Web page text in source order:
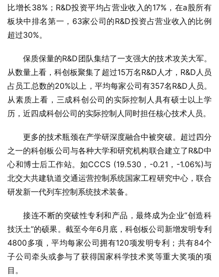
比增长38%；R&D投资平均占营业收入的17%，在a股所有
板块中排名第一，63家公司的R&D投资占营业收入的比例
超过30%。
保质保量的R&D团队集结了一支强大的技术攻关大军。
从数量上看，科创板聚集了超过15万名R&D人才，R&D人员
占员工总数的20%以上，平均每家公司有357名R&D人员。
从素质上看，三成科创公司的实际控制人具有硕士以上学
历，近四成科创公司的实际控制人同时担任核心技术人员。
更多的技术瓶颈在产学研深度融合中被突破。超过四分
之一的科创板公司与各种大学和研究机构联合建立了R&D中
心和博士后工作站。如CCCS (19.530，-0.21，-1.06%)与
北交大共建轨道交通运营控制系统国家工程研究中心，联合
研发新一代列车控制系统技术装备。
接连不断的突破性专利和产品，最终成为企业“创造科
技沃土”的硕果。截至今年6月底，科创板公司新增发明专利
4800多项，平均每家公司拥有120项发明专利；共有84个
子公司牵头或参与了获得国家科学技术奖等重大奖项的项
目。